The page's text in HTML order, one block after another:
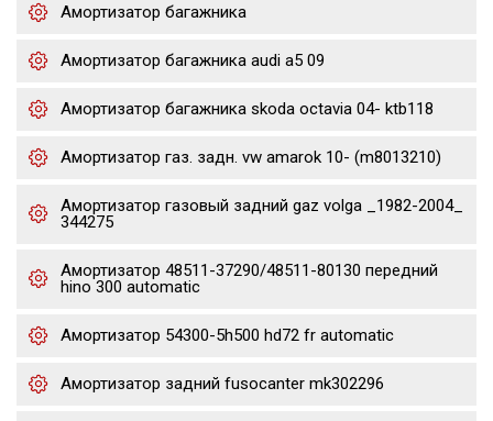
Амортизатор багажника
Амортизатор багажника audi a5 09
Амортизатор багажника skoda octavia 04- ktb118
Амортизатор газ. задн. vw amarok 10- (m8013210)
Амортизатор газовый задний gaz volga _1982-2004_
344275
Амортизатор 48511-37290/48511-80130 передний
hino 300 automatic
Амортизатор 54300-5h500 hd72 fr automatic
Амортизатор задний fusocanter mk302296